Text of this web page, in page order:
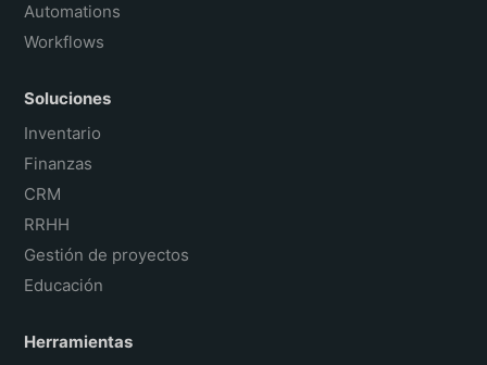
Automations
Workflows
Soluciones
Inventario
Finanzas
CRM
RRHH
Gestión de proyectos
Educación
Herramientas